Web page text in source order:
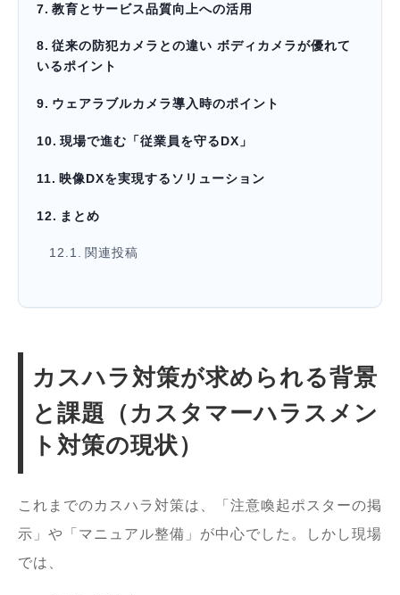
教育とサービス品質向上への活用
従来の防犯カメラとの違い ボディカメラが優れて
いるポイント
ウェアラブルカメラ導入時のポイント
現場で進む「従業員を守るDX」
映像DXを実現するソリューション
まとめ
関連投稿
カスハラ対策が求められる背景
と課題（カスタマーハラスメン
ト対策の現状）
これまでのカスハラ対策は、「注意喚起ポスターの掲
示」や「マニュアル整備」が中心でした。しかし現場
では、